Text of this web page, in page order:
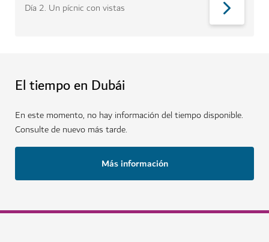
Día 2. Un pícnic con vistas
El tiempo en Dubái
En este momento, no hay información del tiempo disponible.
Consulte de nuevo más tarde.
Más información